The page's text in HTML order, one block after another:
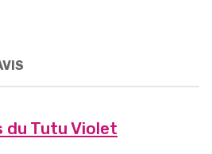
Tutu Violet